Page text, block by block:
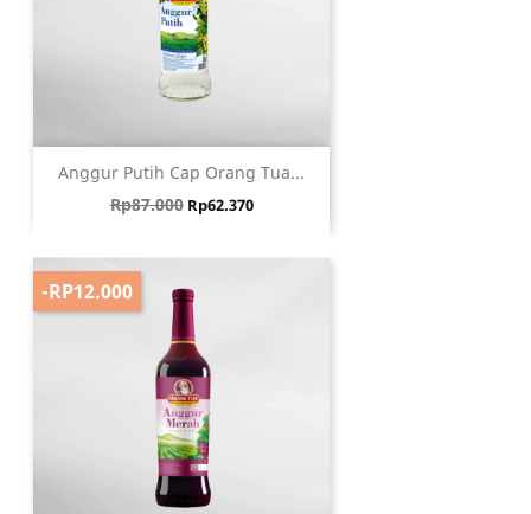
Anggur Putih Cap Orang Tua...
Harga biasa
Rp87.000 Harga
Rp62.370
-RP12.000